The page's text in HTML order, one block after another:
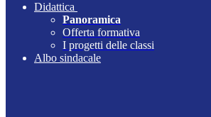
Didattica
Panoramica
Offerta formativa
I progetti delle classi
Albo sindacale